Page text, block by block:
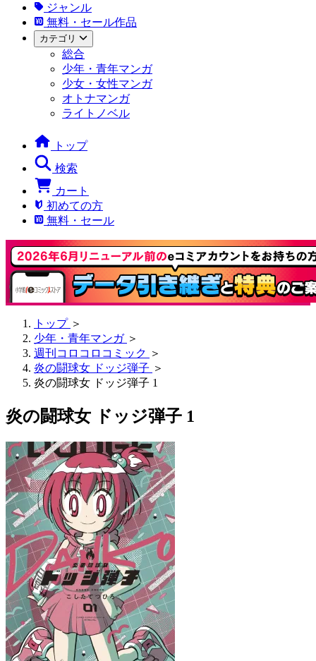
ジャンル
無料・セール作品
カテゴリ
総合
少年・青年マンガ
少女・女性マンガ
オトナマンガ
ライトノベル
トップ
検索
カート
初めての方
無料・セール
トップ ＞
少年・青年マンガ ＞
週刊コロコロコミック ＞
炎の闘球女 ドッジ弾子 ＞
炎の闘球女 ドッジ弾子 1
炎の闘球女 ドッジ弾子 1